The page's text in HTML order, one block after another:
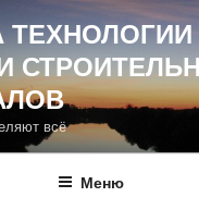
ТЕХНОЛОГИИ
всё
Меню